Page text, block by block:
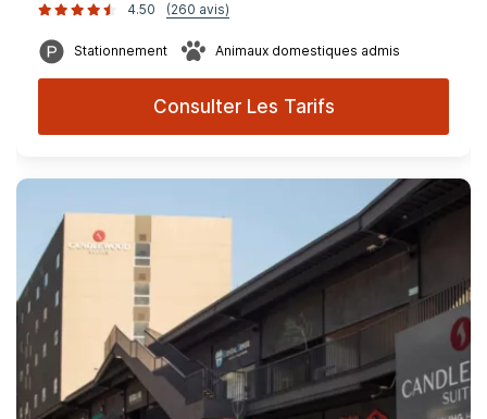
4.50
(260 avis)
Stationnement Animaux domestiques admis
Consulter Les Tarifs